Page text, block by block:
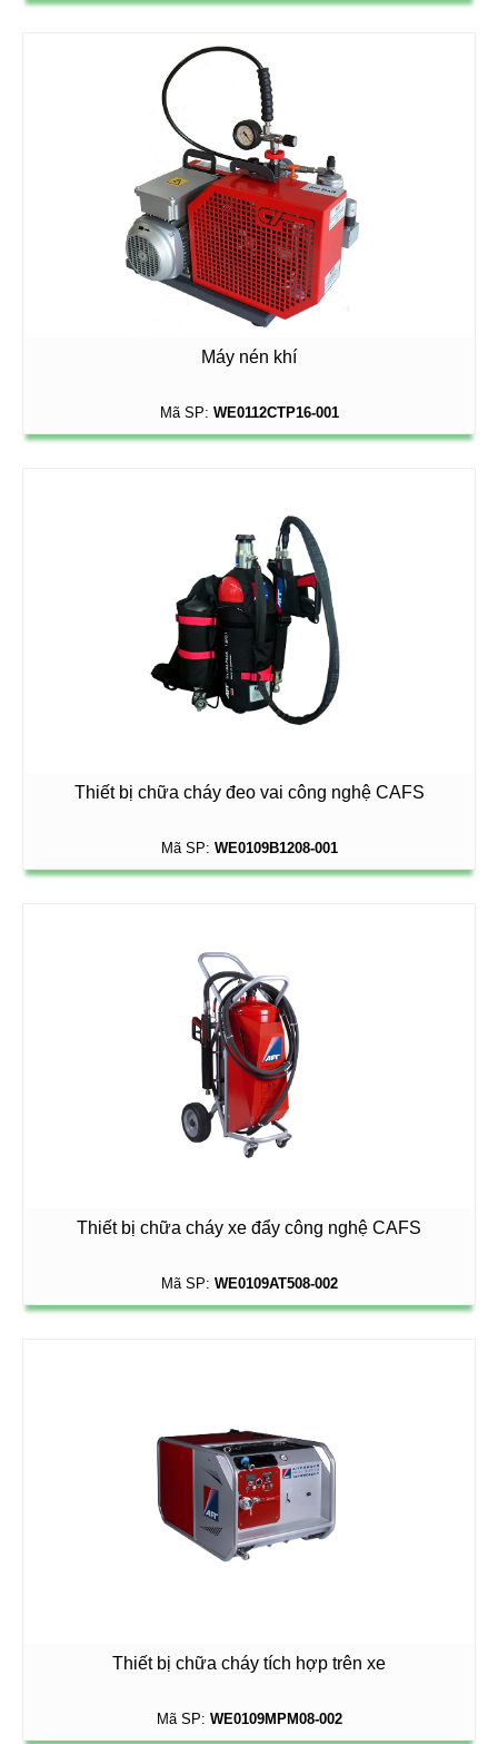
Máy nén khí
Mã SP: WE0112CTP16-001
Thiết bị chữa cháy đeo vai công nghệ CAFS
Mã SP: WE0109B1208-001
Thiết bị chữa cháy xe đẩy công nghệ CAFS
Mã SP: WE0109AT508-002
Thiết bị chữa cháy tích hợp trên xe
Mã SP: WE0109MPM08-002